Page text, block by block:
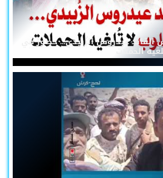
القائد عيدروس الزُبيدي... حضورٌ في
الحملات